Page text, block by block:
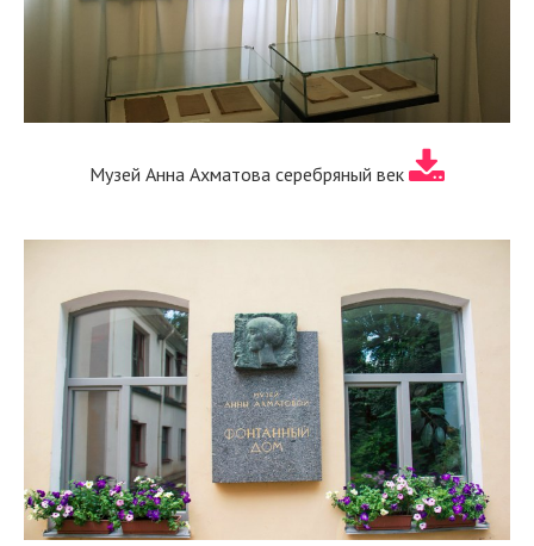
Музей Анна Ахматова серебряный век